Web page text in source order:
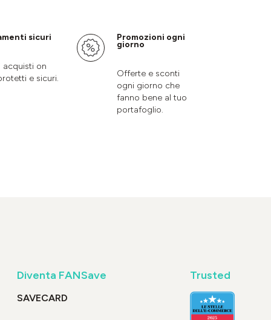
sicuri
acquisti on
e sicuri.
Promozioni ogni
giorno
Offerte e sconti
ogni giorno che
fanno bene al tuo
portafoglio.
Diventa FANSave
SAVECARD
Trusted